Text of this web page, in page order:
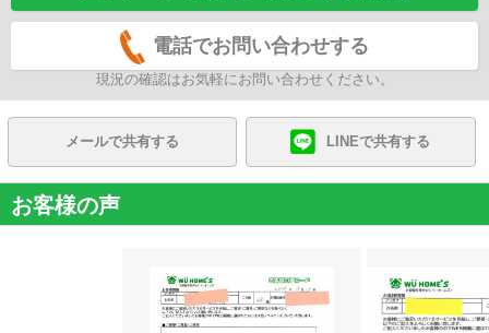
電話でお問い合わせする
現況の確認はお気軽にお問い合わせください。
メールで共有する LINEで共有する
お客様の声